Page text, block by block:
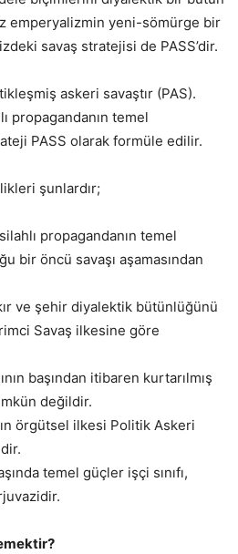
emperyalizmin yeni-sömürge bir
savaş stratejisi de PASS’dir.
askeri savaştır (PAS).
propagandanın temel
PASS olarak formüle edilir.
şunlardır;
propagandanın temel
bir öncü savaşı aşamasından
ve şehir diyalektik bütünlüğünü
Savaş ilkesine göre
başından itibaren kurtarılmış
değildir.
örgütsel ilkesi Politik Askeri
temel güçler işçi sınıfı,